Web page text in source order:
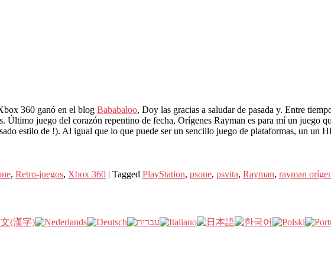
360 ganó en el blog Bababaloo, Doy las gracias a saludar de pasada y. Entre
Último juego del corazón repentino de fecha, Orígenes Rayman es para mí un juego
estilo de !). Al igual que lo que puede ser un sencillo juego de plataformas, un un
, Retro-juegos, Xbox 360 | Tagged PlayStation, psone, psvita, Rayman, rayman